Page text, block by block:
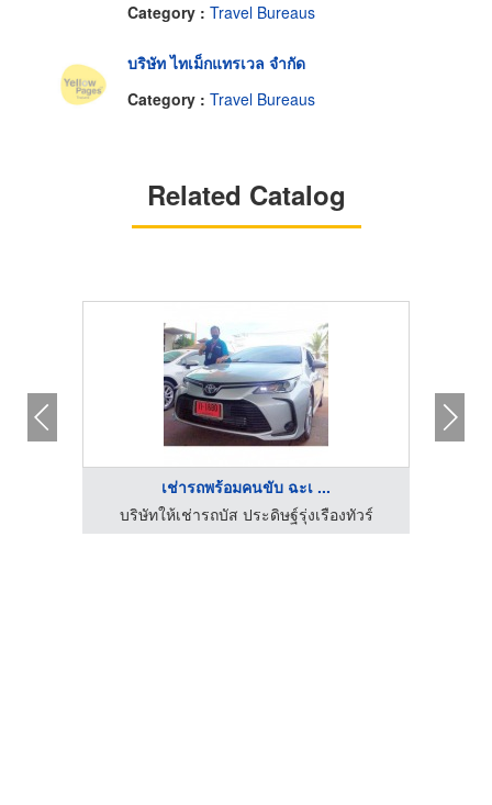
Category : Travel Bureaus
บริษัท ไทเม็กแทรเวล จำกัด
Category : Travel Bureaus
Related Catalog
เช่ารถพร้อมคนขับ ฉะเ ...
บริษัทให้เช่ารถบัส ประดิษฐ์รุ่งเรืองทัวร์